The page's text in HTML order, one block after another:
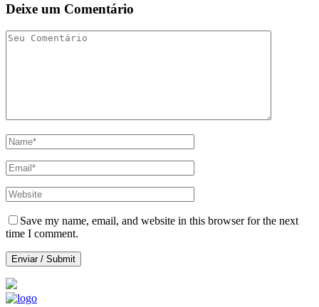
Deixe um Comentário
Save my name, email, and website in this browser for the next
time I comment.